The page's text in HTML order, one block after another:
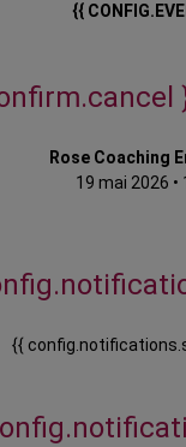
{{
Rose Coaching
19 mai 2026 •
{{